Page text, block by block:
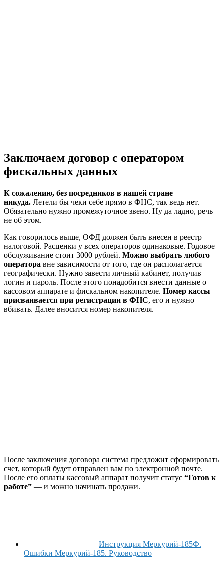
Заключаем договор с оператором
фискальных данных
К сожалению, без посредников в нашей стране
никуда. Летели бы чеки себе прямо в ФНС, так ведь нет.
Обязательно нужно промежуточное звено. Ну да ладно, речь
не об этом.
Как говорилось выше, ОФД должен быть внесен в реестр
налоговой. Расценки у всех операторов одинаковые. Годовое
обслуживание стоит 3000 рублей. Можно выбрать любого
оператора вне зависимости от того, где он располагается
географически. Нужно завести личный кабинет, получив
логин и пароль. После этого понадобится внести данные о
кассовом аппарате и фискальном накопителе. Номер кассы
присваивается при регистрации в ФНС, его и нужно
вбивать. Далее вносится номер накопителя.
После заключения договора система предложит сформировать
счет, который будет отправлен вам по электронной почте.
После его оплаты кассовый аппарат получит статус “Готов к
работе” — и можно начинать продажи.
Инструкция Меркурий-185Ф.
Ошибки Меркурий-185. Руководство